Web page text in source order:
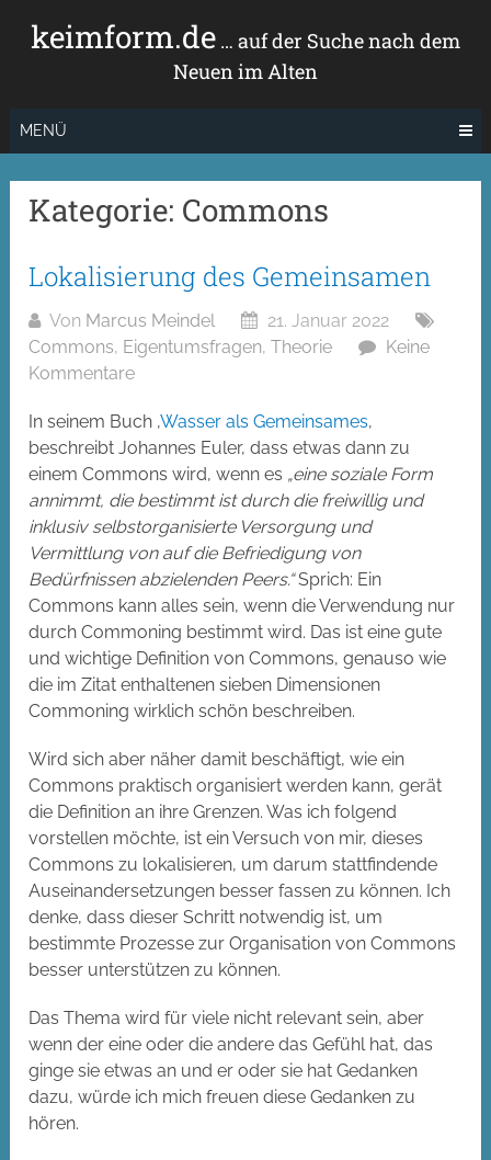
Inhaltkeimform.de… auf der Suche nach dem
Neuen im Alten
MENÜ
Kategorie: Commons
Lokalisierung des Gemeinsamen
Von Marcus Meindel
21. Januar 2022
Commons, Eigentumsfragen,Theorie
Keine
Kommentare
In seinem Buch ‚Wasser als Gemeinsames‚
beschreibt Johannes Euler, dass etwas dann zu
einem Commons wird, wenn es „eine soziale Form
annimmt, die bestimmt ist durch die freiwillig und
inklusiv selbstorganisierte Versorgung und
Vermittlung von auf die Befriedigung von
Bedürfnissen abzielenden Peers.“Sprich: Ein
Commons kann alles sein, wenn die Verwendung nur
durch Commoning bestimmt wird. Das ist eine gute
und wichtige Definition von Commons, genauso wie
die im Zitat enthaltenen sieben Dimensionen
Commoning wirklich schön beschreiben.
Wird sich aber näher damit beschäftigt, wie ein
Commons praktisch organisiert werden kann, gerät
die Definition an ihre Grenzen. Was ich folgend
vorstellen möchte, ist ein Versuch von mir, dieses
Commons zu lokalisieren, um darum stattfindende
Auseinandersetzungen besser fassen zu können. Ich
denke, dass dieser Schritt notwendig ist, um
bestimmte Prozesse zur Organisation von Commons
besser unterstützen zu können.
Das Thema wird für viele nicht relevant sein, aber
wenn der eine oder die andere das Gefühl hat, das
ginge sie etwas an und er oder sie hat Gedanken
dazu, würde ich mich freuen diese Gedanken zu
hören.